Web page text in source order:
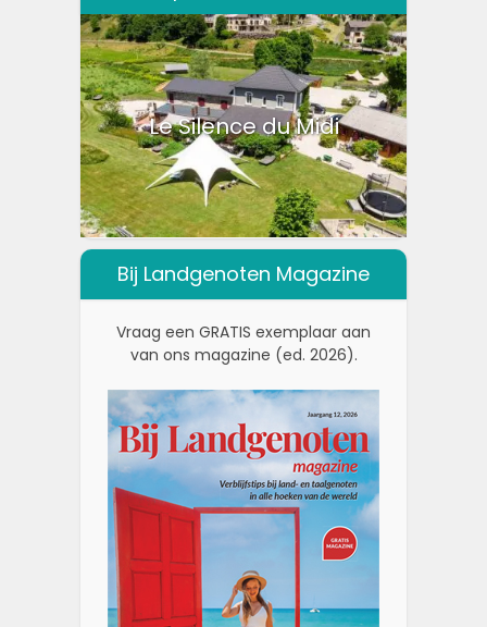
Le Silence du Midi
Bij Landgenoten Magazine
Vraag een GRATIS exemplaar aan
van ons magazine (ed. 2026).